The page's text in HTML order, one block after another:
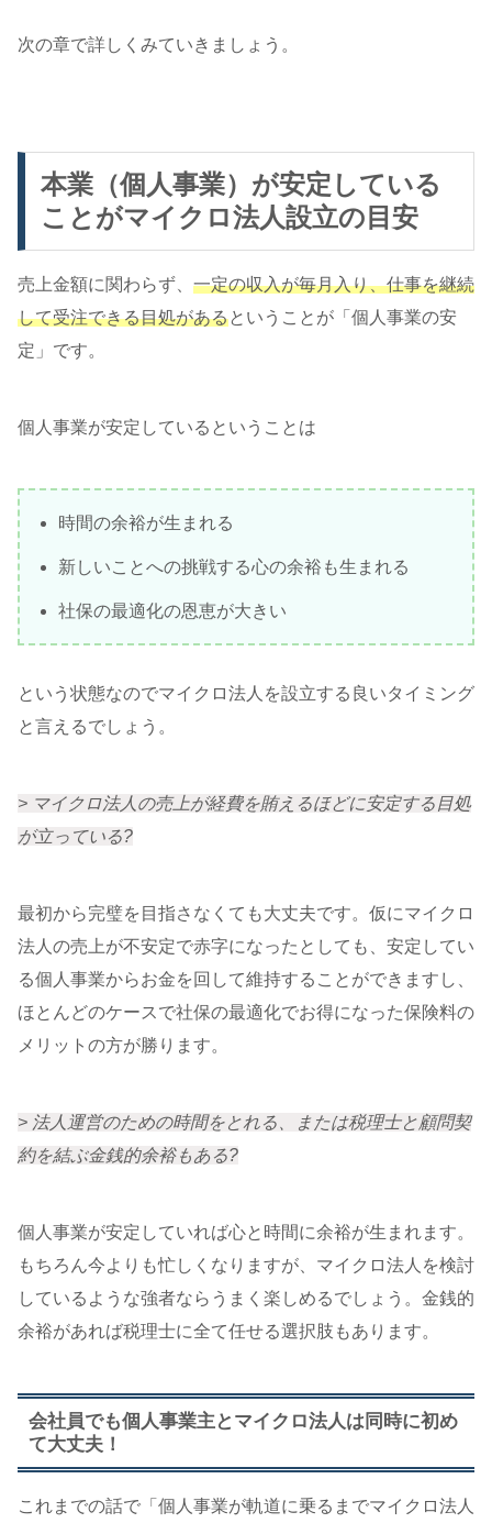
次の章で詳しくみていきましょう。
本業（個人事業）が安定している
ことがマイクロ法人設立の目安
売上金額に関わらず、 一定の収入が毎月入り、仕事を継続
して受注できる目処があるということが「個人事業の安
定」です。
個人事業が安定しているということは
時間の余裕が生まれる
新しいことへの挑戦する心の余裕も生まれる
社保の最適化の恩恵が大きい
という状態なのでマイクロ法人を設立する良いタイミング
と言えるでしょう。
> マイクロ法人の売上が経費を賄えるほどに安定する目処
が立っている?
最初から完璧を目指さなくても大丈夫です。仮にマイクロ
法人の売上が不安定で赤字になったとしても、安定してい
る個人事業からお金を回して維持することができますし、
ほとんどのケースで社保の最適化でお得になった保険料の
メリットの方が勝ります。
> 法人運営のための時間をとれる、または税理士と顧問契
約を結ぶ金銭的余裕もある?
個人事業が安定していれば心と時間に余裕が生まれます。
もちろん今よりも忙しくなりますが、マイクロ法人を検討
しているような強者ならうまく楽しめるでしょう。金銭的
余裕があれば税理士に全て任せる選択肢もあります。
会社員でも個人事業主とマイクロ法人は同時に初め
て大丈夫！
これまでの話で「個人事業が軌道に乗るまでマイクロ法人